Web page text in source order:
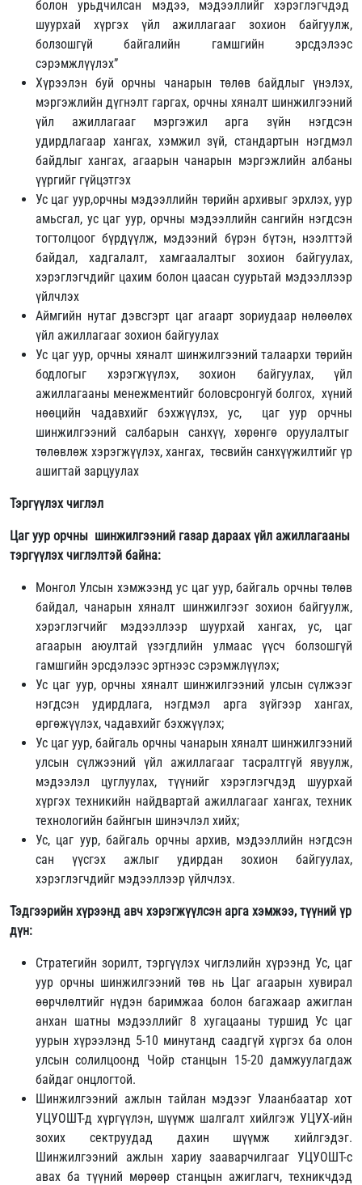
болон урьдчилсан мэдээ, мэдээллийг хэрэглэгчдэд
шуурхай хүргэх үйл ажиллагааг зохион байгуулж,
болзошгүй байгалийн гамшгийн эрсдэлээс
сэрэмжлүүлэх”
Хүрээлэн буй орчны чанарын төлөв байдлыг үнэлэх,
мэргэжлийн дүгнэлт гаргах, орчны хяналт шинжилгээний
үйл ажиллагааг мэргэжил арга зүйн нэгдсэн
удирдлагаар хангах, хэмжил зүй, стандартын нэгдмэл
байдлыг хангах, агаарын чанарын мэргэжлийн албаны
үүргийг гүйцэтгэх
Ус цаг уур,орчны мэдээллийн төрийн архивыг эрхлэх, уур
амьсгал, ус цаг уур, орчны мэдээллийн сангийн нэгдсэн
тогтолцоог бүрдүүлж, мэдээний бүрэн бүтэн, нээлттэй
байдал, хадгалалт, хамгаалалтыг зохион байгуулах,
хэрэглэгчдийг цахим болон цаасан суурьтай мэдээллээр
үйлчлэх
Аймгийн нутаг дэвсгэрт цаг агаарт зориудаар нөлөөлөх
үйл ажиллагааг зохион байгуулах
Ус цаг уур, орчны хяналт шинжилгээний талаархи төрийн
бодлогыг хэрэгжүүлэх, зохион байгуулах, үйл
ажиллагааны менежментийг боловсронгуй болгох, хүний
нөөцийн чадавхийг бэхжүүлэх, ус, цаг уур орчны
шинжилгээний салбарын санхүү, хөрөнгө оруулалтыг
төлөвлөж хэрэгжүүлэх, хангах, төсвийн санхүүжилтийг үр
ашигтай зарцуулах
Тэргүүлэх чиглэл
Цаг уур орчны шинжилгээний газар дараах үйл ажиллагааны
тэргүүлэх чиглэлтэй байна:
Монгол Улсын хэмжээнд ус цаг уур, байгаль орчны төлөв
байдал, чанарын хяналт шинжилгээг зохион байгуулж,
хэрэглэгчийг мэдээллээр шуурхай хангах, ус, цаг
агаарын аюултай үзэгдлийн улмаас үүсч болзошгүй
гамшгийн эрсдэлээс эртнээс сэрэмжлүүлэх;
Ус цаг уур, орчны хяналт шинжилгээний улсын сүлжээг
нэгдсэн удирдлага, нэгдмэл арга зүйгээр хангах,
өргөжүүлэх, чадавхийг бэхжүүлэх;
Ус цаг уур, байгаль орчны чанарын хяналт шинжилгээний
улсын сүлжээний үйл ажиллагааг тасралтгүй явуулж,
мэдээлэл цуглуулах, түүнийг хэрэглэгчдэд шуурхай
хүргэх техникийн найдвартай ажиллагааг хангах, техник
технологийн байнгын шинэчлэл хийх;
Ус, цаг уур, байгаль орчны архив, мэдээллийн нэгдсэн
сан үүсгэх ажлыг удирдан зохион байгуулах,
хэрэглэгчдийг мэдээллээр үйлчлэх.
Тэдгээрийн хүрээнд авч хэрэгжүүлсэн арга хэмжээ, түүний үр
дүн:
Стратегийн зорилт, тэргүүлэх чиглэлийн хүрээнд Ус, цаг
уур орчны шинжилгээний төв нь Цаг агаарын хувирал
өөрчлөлтийг нүдэн баримжаа болон багажаар ажиглан
анхан шатны мэдээллийг 8 хугацааны туршид Ус цаг
уурын хүрээлэнд 5-10 минутанд саадгүй хүргэх ба олон
улсын солилцоонд Чойр станцын 15-20 дамжуулагдаж
байдаг онцлогтой.
Шинжилгээний ажлын тайлан мэдээг Улаанбаатар хот
УЦУОШТ-д хүргүүлэн, шүүмж шалгалт хийлгэж УЦУХ-ийн
зохих сектруудад дахин шүүмж хийлгэдэг.
Шинжилгээний ажлын хариу зааварчилгааг УЦУОШТ-с
авах ба түүний мөрөөр станцын ажиглагч, техникчдэд